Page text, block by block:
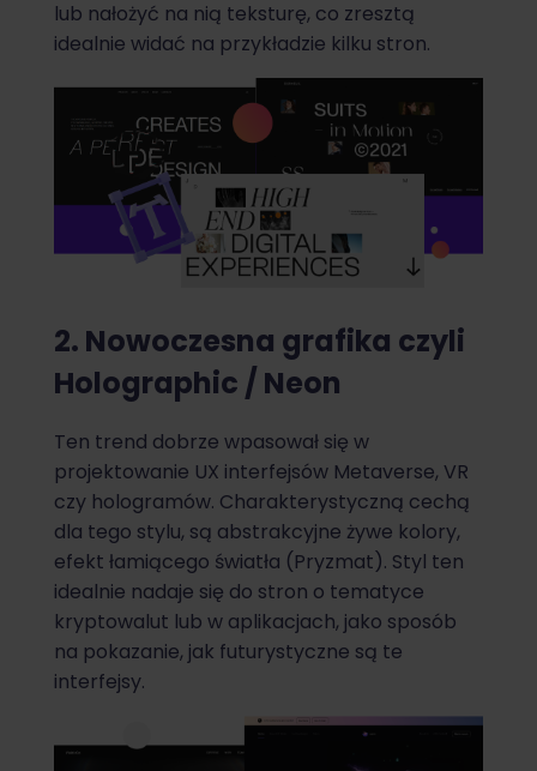
lub nałożyć na nią teksturę, co zresztą
idealnie widać na przykładzie kilku stron.
2. Nowoczesna grafika czyli
Holographic / Neon
Ten trend dobrze wpasował się w
projektowanie UX interfejsów Metaverse, VR
czy hologramów. Charakterystyczną cechą
dla tego stylu, są abstrakcyjne żywe kolory,
efekt łamiącego światła (Pryzmat). Styl ten
idealnie nadaje się do stron o tematyce
kryptowalut lub w aplikacjach, jako sposób
na pokazanie, jak futurystyczne są te
interfejsy.